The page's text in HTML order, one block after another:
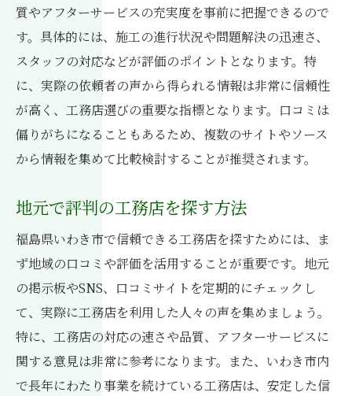
工務店が提供するプランの選び方
住まいに求める条件と工務店の提案力の一
致
理想の住まいを具体化するためのステップ
工務店の過去の実績を活用する方法
理想の住まいを実現するためのチェックリ
安心して任せられる工務店を見極める方法
契約前に確認すべき工務店の信頼性
見積もりの透明性が重要な理由
工務店の保証やアフターサービスを確認す
る
安心できる工務店を選ぶための契約書のポ
イント
質やアフターサービスの充実度を事前に把握できるので
す。具体的には、施工の進行状況や問題解決の迅速さ、
スタッフの対応などが評価のポイントとなります。特
に、実際の依頼者の声から得られる情報は非常に信頼性
が高く、工務店選びの重要な指標となります。口コミは
偏りがちになることもあるため、複数のサイトやソース
から情報を集めて比較検討することが推奨されます。
地元で評判の工務店を探す方法
福島県いわき市で信頼できる工務店を探すためには、ま
ず地域の口コミや評価を活用することが重要です。地元
の掲示板やSNS、口コミサイトを定期的にチェックし
て、実際に工務店を利用した人々の声を集めましょう。
特に、工務店の対応の速さや品質、アフターサービスに
関する意見は非常に参考になります。また、いわき市内
で長年にわたり事業を続けている工務店は、安定した信